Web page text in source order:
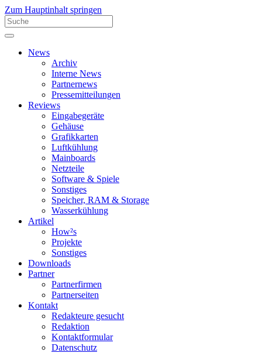
Zum Hauptinhalt springen
News
Archiv
Interne News
Partnernews
Pressemitteilungen
Reviews
Eingabegeräte
Gehäuse
Grafikkarten
Luftkühlung
Mainboards
Netzteile
Software & Spiele
Sonstiges
Speicher, RAM & Storage
Wasserkühlung
Artikel
How²s
Projekte
Sonstiges
Downloads
Partner
Partnerfirmen
Partnerseiten
Kontakt
Redakteure gesucht
Redaktion
Kontaktformular
Datenschutz